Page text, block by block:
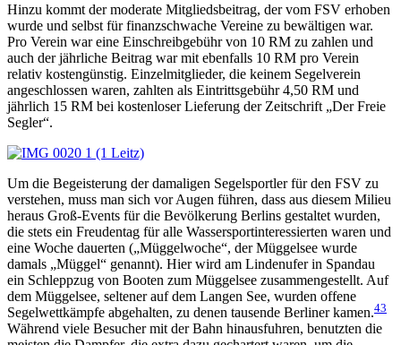
Hinzu kommt der moderate Mitgliedsbeitrag, der vom FSV erhoben
wurde und selbst für finanzschwache Vereine zu bewältigen war.
Pro Verein war eine Einschreibgebühr von 10 RM zu zahlen und
auch der jährliche Beitrag war mit ebenfalls 10 RM pro Verein
relativ kostengünstig. Einzelmitglieder, die keinem Segelverein
angeschlossen waren, zahlten als Eintrittsgebühr 4,50 RM und
jährlich 15 RM bei kostenloser Lieferung der Zeitschrift „Der Freie
Segler“.
Um die Begeisterung der damaligen Segelsportler für den FSV zu
verstehen, muss man sich vor Augen führen, dass aus diesem Milieu
heraus Groß-Events für die Bevölkerung Berlins gestaltet wurden,
die stets ein Freudentag für alle Wassersportinteressierten waren und
eine Woche dauerten („Müggelwoche“, der Müggelsee wurde
damals „Müggel“ genannt). Hier wird am Lindenufer in Spandau
ein Schleppzug von Booten zum Müggelsee zusammengestellt. Auf
dem Müggelsee, seltener auf dem Langen See, wurden offene
Segelwettkämpfe abgehalten, zu denen tausende Berliner kamen.43
Während viele Besucher mit der Bahn hinausfuhren, benutzten die